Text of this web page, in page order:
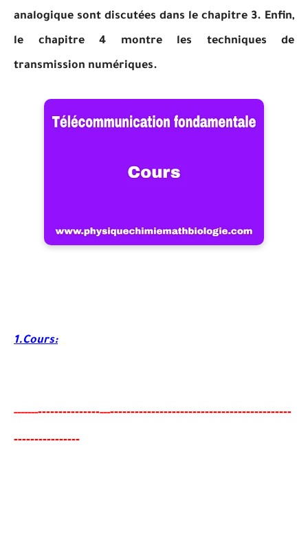
analogique sont discutées dans le chapitre 3. Enfin,
le chapitre 4 montre les techniques de
transmission numériques.
1.Cours:
---------------------------------------------------------------------
----------------